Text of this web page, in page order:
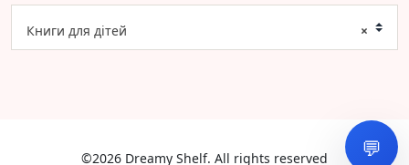
×
Книги для дітей
©2026 Dreamy Shelf. All rights reserved 💬